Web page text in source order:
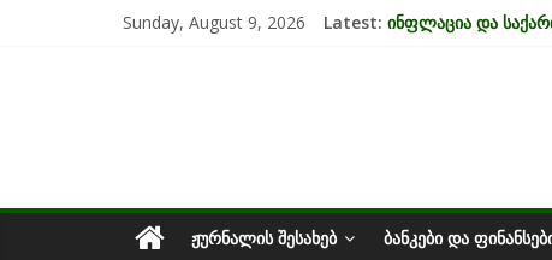
Sunday, August 9, 2026 Latest: ინფლაცია და
მიგრაციისა და
EU-ის კანდიდატის
უძრავი ქონების
ᲟᲣᲠᲜᲐᲚᲘᲡ ᲨᲔᲡᲐᲮᲔᲑ ᲑᲐᲜᲙᲔᲑᲘ ᲓᲐ